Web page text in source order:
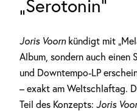
„Serotonin“
Joris Voornkündigt mit
Album, sondern auch einen
und Downtempo-LP
– exakt am Weltschlaftag.
Teil des Konzepts: Joris